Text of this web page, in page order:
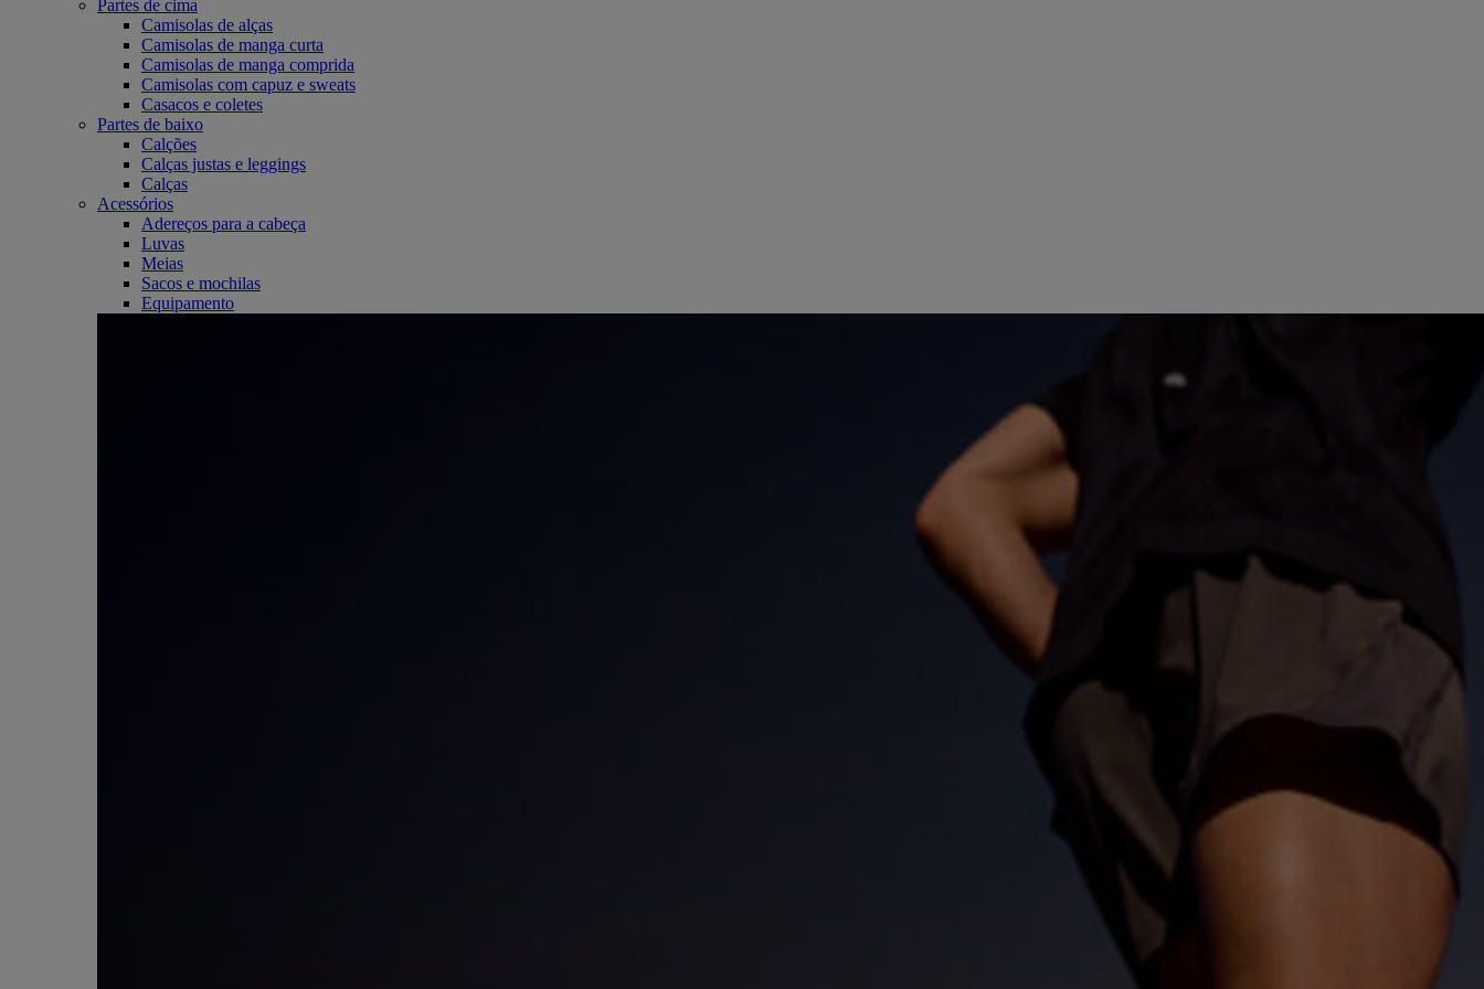
Partes de cima
Camisolas de alças
Camisolas de manga curta
Camisolas de manga comprida
Camisolas com capuz e sweats
Casacos e coletes
Partes de baixo
Calções
Calças justas e leggings
Calças
Acessórios
Adereços para a cabeça
Luvas
Meias
Sacos e mochilas
Equipamento